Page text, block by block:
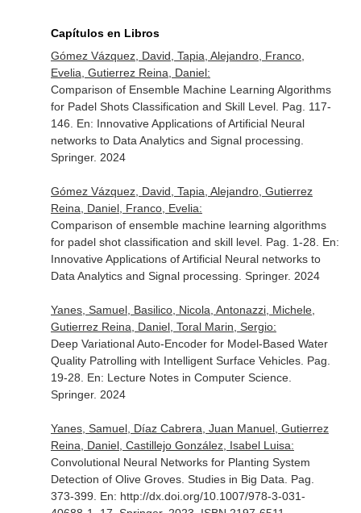
Capítulos en Libros
Gómez Vázquez, David, Tapia, Alejandro, Franco,
Evelia, Gutierrez Reina, Daniel:
Comparison of Ensemble Machine Learning Algorithms
for Padel Shots Classification and Skill Level. Pag. 117-
146. En: Innovative Applications of Artificial Neural
networks to Data Analytics and Signal processing
Springer. 2024
Gómez Vázquez, David, Tapia, Alejandro, Gutierrez
Reina, Daniel, Franco, Evelia:
Comparison of ensemble machine learning algorithms
for padel shot classification and skill level. Pag. 1-28. En:
Innovative Applications of Artificial Neural networks to
Data Analytics and Signal processing . Springer. 2024
Yanes, Samuel, Basilico, Nicola, Antonazzi, Michele,
Gutierrez Reina, Daniel, Toral Marin, Sergio:
Deep Variational Auto-Encoder for Model-Based Water
Quality Patrolling with Intelligent Surface Vehicles. Pag.
19-28. En: Lecture Notes in Computer Science.
Springer. 2024
Yanes, Samuel, Díaz Cabrera, Juan Manuel, Gutierrez
Reina, Daniel, Castillejo González, Isabel Luisa:
Convolutional Neural Networks for Planting System
Detection of Olive Groves. Studies in Big Data. Pag.
373-399. En: http://dx.doi.org/10.1007/978-3-031-